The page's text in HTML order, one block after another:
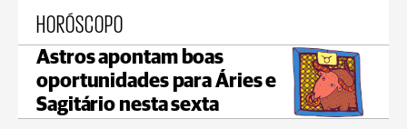
HORÓSCOPO
Astros apontam boas
oportunidades para Áries e
Sagitário nesta sexta